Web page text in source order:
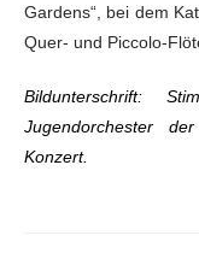
Gardens“, bei dem
Quer- und Piccolo-
Bildunterschrift:
Jugendorchester
Konzert.